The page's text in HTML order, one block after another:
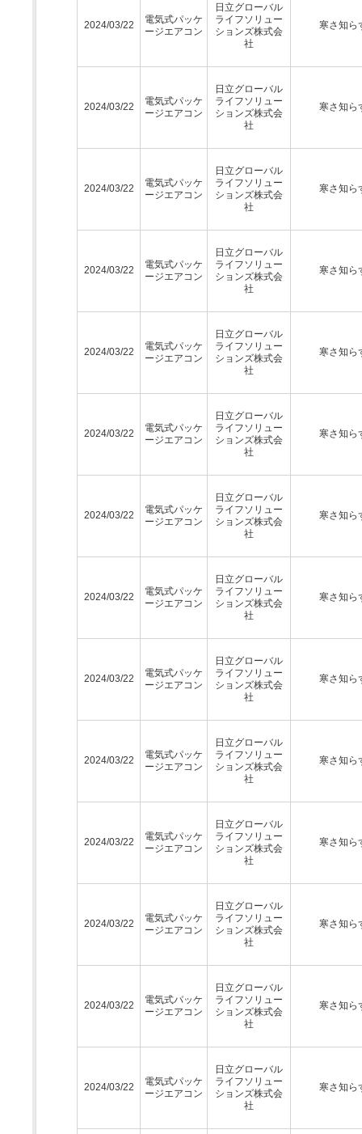
2024/03/22
電気式パッケ
ージエアコン
日立グローバル
ライフソリュー
ションズ株式会
社
寒さ知ら
2024/03/22
電気式パッケ
ージエアコン
日立グローバル
ライフソリュー
ションズ株式会
社
寒さ知ら
2024/03/22
電気式パッケ
ージエアコン
日立グローバル
ライフソリュー
ションズ株式会
社
寒さ知ら
2024/03/22
電気式パッケ
ージエアコン
日立グローバル
ライフソリュー
ションズ株式会
社
寒さ知ら
2024/03/22
電気式パッケ
ージエアコン
日立グローバル
ライフソリュー
ションズ株式会
社
寒さ知ら
2024/03/22
電気式パッケ
ージエアコン
日立グローバル
ライフソリュー
ションズ株式会
社
寒さ知ら
2024/03/22
電気式パッケ
ージエアコン
日立グローバル
ライフソリュー
ションズ株式会
社
寒さ知ら
2024/03/22
電気式パッケ
ージエアコン
日立グローバル
ライフソリュー
ションズ株式会
社
寒さ知ら
2024/03/22
電気式パッケ
ージエアコン
日立グローバル
ライフソリュー
ションズ株式会
社
寒さ知ら
2024/03/22
電気式パッケ
ージエアコン
日立グローバル
ライフソリュー
ションズ株式会
社
寒さ知ら
2024/03/22
電気式パッケ
ージエアコン
日立グローバル
ライフソリュー
ションズ株式会
社
寒さ知ら
2024/03/22
電気式パッケ
ージエアコン
日立グローバル
ライフソリュー
ションズ株式会
社
寒さ知ら
2024/03/22
電気式パッケ
ージエアコン
日立グローバル
ライフソリュー
ションズ株式会
社
寒さ知ら
2024/03/22
電気式パッケ
ージエアコン
日立グローバル
ライフソリュー
ションズ株式会
社
寒さ知ら